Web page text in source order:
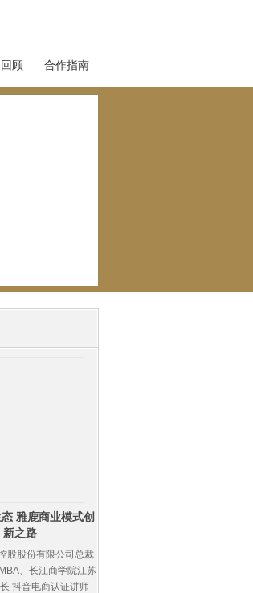
顾 合作指南
雅鹿商业模式创
新之路
股股份有限公司总裁
、长江商学院江苏
抖音电商认证讲师